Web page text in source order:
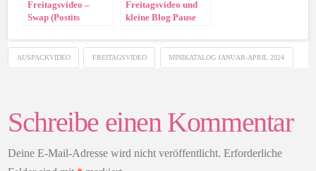
Freitagsvideo –
Swap (Postits
Freitagsvideo und
kleine Blog Pause
AUSPACKVIDEO FREITAGSVIDEO MINIKATALOG JANUAR-APRIL 2024
Schreibe einen Kommentar
Deine E-Mail-Adresse wird nicht veröffentlicht. Erforderliche